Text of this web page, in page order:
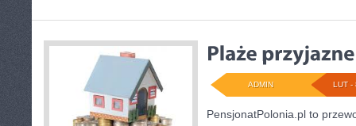
LUT -
ADMIN
PensjonatPolonia.pl to